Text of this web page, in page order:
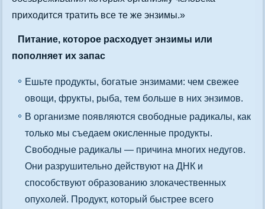
приходится тратить все те же энзимы.»
Питание, которое расходует энзимы или
пополняет их запас
Ешьте продукты, богатые энзимами: чем свежее
овощи, фрукты, рыба, тем больше в них энзимов.
В организме появляются свободные радикалы, как
только мы съедаем окисленные продукты.
Свободные радикалы — причина многих недугов.
Они разрушительно действуют на ДНК и
способствуют образованию злокачественных
опухолей. Продукт, который быстрее всего